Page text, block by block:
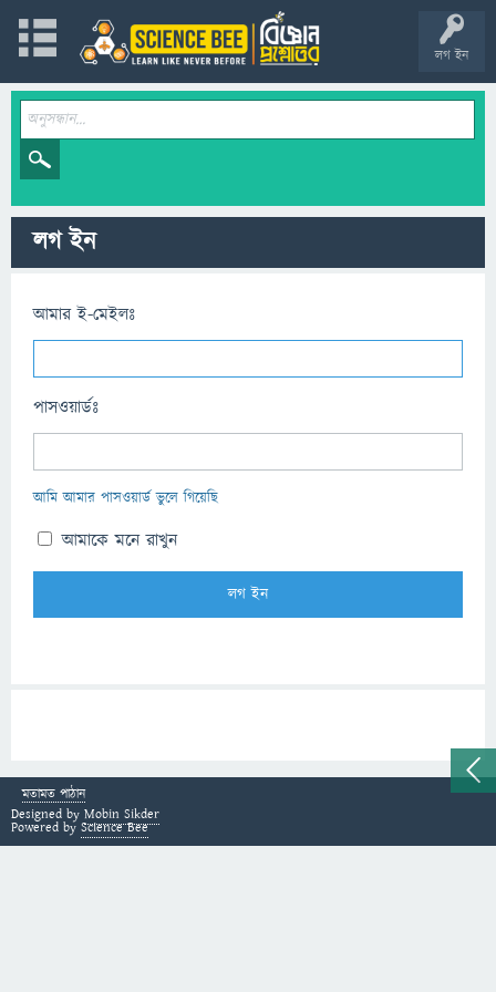
লগ ইন
লগ ইন
আমার ই-মেইলঃ
পাসওয়ার্ডঃ
আমি আমার পাসওয়ার্ড ভুলে গিয়েছি
আমাকে মনে রাখুন
মতামত পাঠান
Designed by Mobin Sikder
Powered by Science Bee